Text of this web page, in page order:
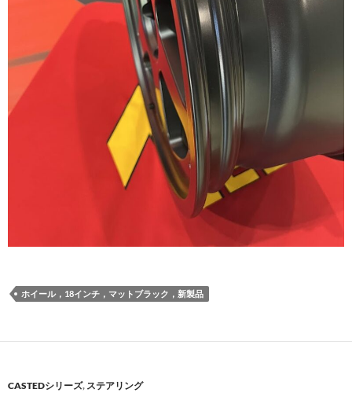
ホイール，18インチ，マットブラック，新製品
CASTEDシリーズ, ステアリング